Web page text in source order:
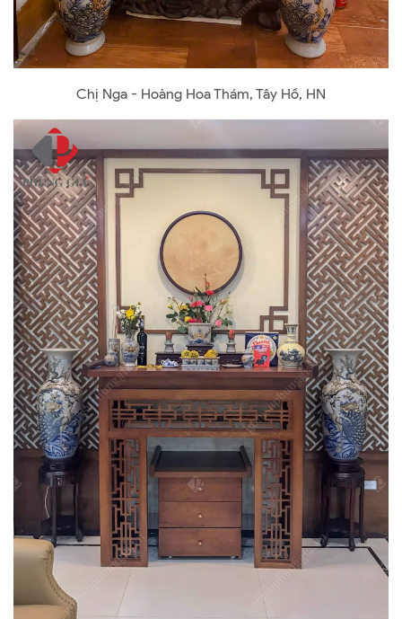
Chị Nga - Hoàng Hoa Thám, Tây Hồ, HN